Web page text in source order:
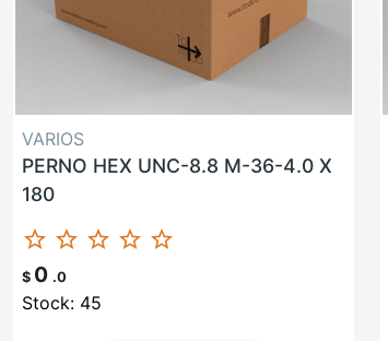
VARIOS
PERNO HEX UNC-8.8 M-36-4.0 X
180
star_border star_border star_border star_border star_border
$ 0 .0
Stock: 45